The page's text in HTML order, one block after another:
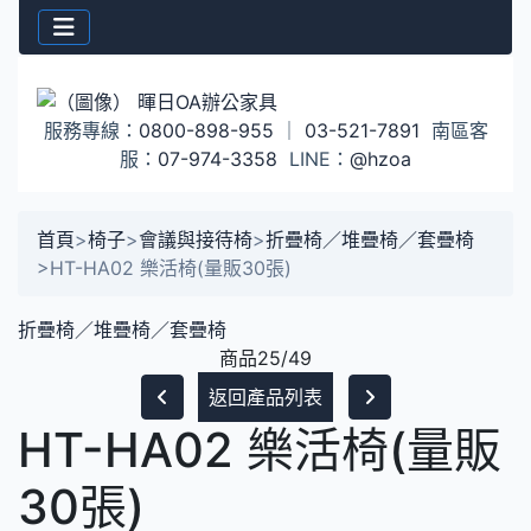
服務專線： 0800-898-955 03-521-7891 南區客
服： 07-974-3358 LINE： @hzoa
首頁>椅子>會議與接待椅>折疊椅／堆疊椅／套疊椅
>HT-HA02 樂活椅(量販30張)
折疊椅／堆疊椅／套疊椅
商品25/49
返回產品列表
HT-HA02 樂活椅(量販
30張)